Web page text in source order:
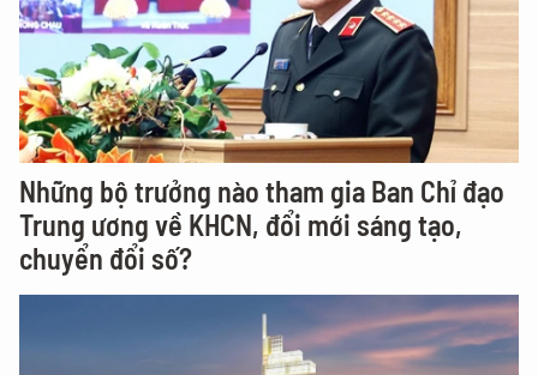
Những bộ trưởng nào tham gia Ban Chỉ đạo
Trung ương về KHCN, đổi mới sáng tạo,
chuyển đổi số?